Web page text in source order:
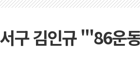
구 김인규 "'86운